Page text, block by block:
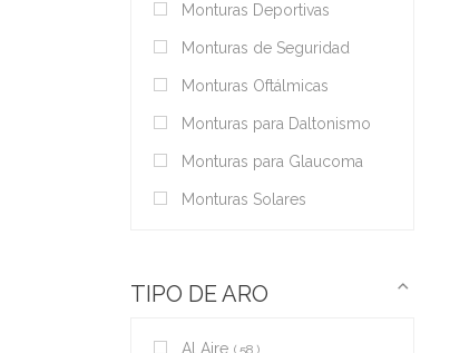
Monturas Deportivas
Monturas de Seguridad
Monturas Oftálmicas
Monturas para Daltonismo
Monturas para Glaucoma
Monturas Solares
TIPO DE ARO
Al Aire 58